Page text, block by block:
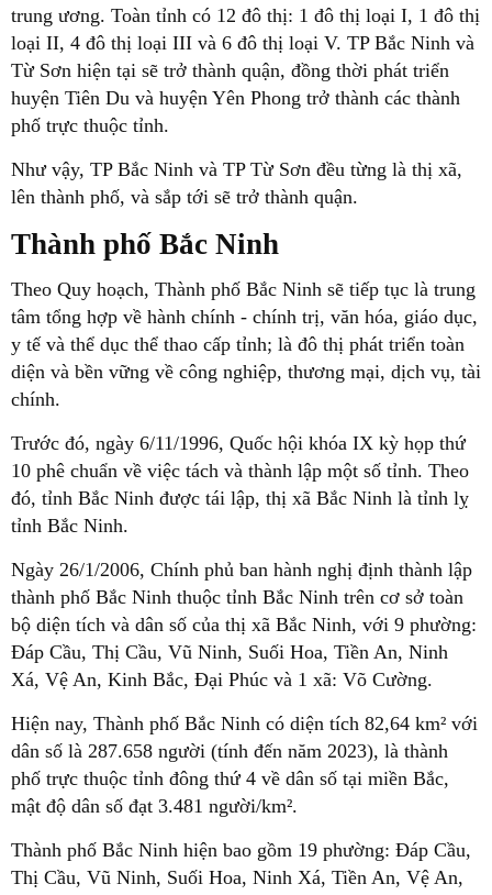
trung ương. Toàn tỉnh có 12 đô thị: 1 đô thị loại I, 1 đô thị
loại II, 4 đô thị loại III và 6 đô thị loại V. TP Bắc Ninh và
Từ Sơn hiện tại sẽ trở thành quận, đồng thời phát triển
huyện Tiên Du và huyện Yên Phong trở thành các thành
phố trực thuộc tỉnh.
Như vậy, TP Bắc Ninh và TP Từ Sơn đều từng là thị xã,
lên thành phố, và sắp tới sẽ trở thành quận.
Thành phố Bắc Ninh
Theo Quy hoạch, Thành phố Bắc Ninh sẽ tiếp tục là trung
tâm tổng hợp về hành chính - chính trị, văn hóa, giáo dục,
y tế và thể dục thể thao cấp tỉnh; là đô thị phát triển toàn
diện và bền vững về công nghiệp, thương mại, dịch vụ, tài
chính.
Trước đó, ngày 6/11/1996, Quốc hội khóa IX kỳ họp thứ
10 phê chuẩn về việc tách và thành lập một số tỉnh. Theo
đó, tỉnh Bắc Ninh được tái lập, thị xã Bắc Ninh là tỉnh lỵ
tỉnh Bắc Ninh.
Ngày 26/1/2006, Chính phủ ban hành nghị định thành lập
thành phố Bắc Ninh thuộc tỉnh Bắc Ninh trên cơ sở toàn
bộ diện tích và dân số của thị xã Bắc Ninh, với 9 phường:
Đáp Cầu, Thị Cầu, Vũ Ninh, Suối Hoa, Tiền An, Ninh
Xá, Vệ An, Kinh Bắc, Đại Phúc và 1 xã: Võ Cường.
Hiện nay, Thành phố Bắc Ninh có diện tích 82,64 km² với
dân số là 287.658 người (tính đến năm 2023), là thành
phố trực thuộc tỉnh đông thứ 4 về dân số tại miền Bắc,
mật độ dân số đạt 3.481 người/km².
Thành phố Bắc Ninh hiện bao gồm 19 phường: Đáp Cầu,
Thị Cầu, Vũ Ninh, Suối Hoa, Ninh Xá, Tiền An, Vệ An,